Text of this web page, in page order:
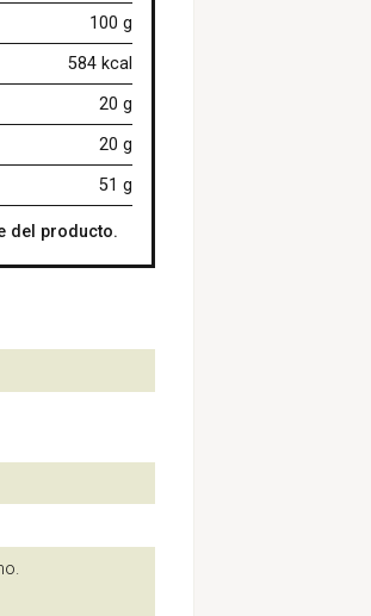
100 g
584 kcal
20 g
20 g
51 g
del producto.